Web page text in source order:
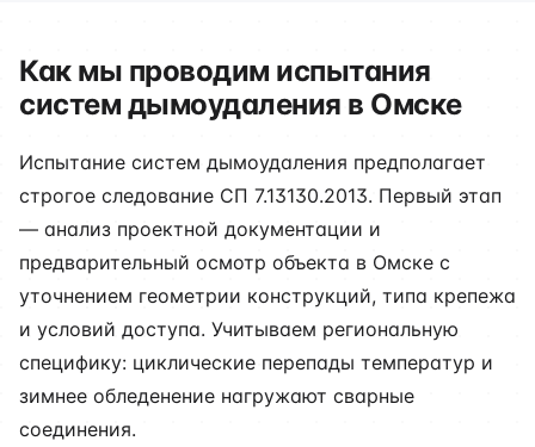
Как мы проводим испытания
систем дымоудаления в Омске
Испытание систем дымоудаления предполагает
строгое следование СП 7.13130.2013. Первый этап
— анализ проектной документации и
предварительный осмотр объекта в Омске с
уточнением геометрии конструкций, типа крепежа
и условий доступа. Учитываем региональную
специфику: циклические перепады температур и
зимнее обледенение нагружают сварные
соединения.